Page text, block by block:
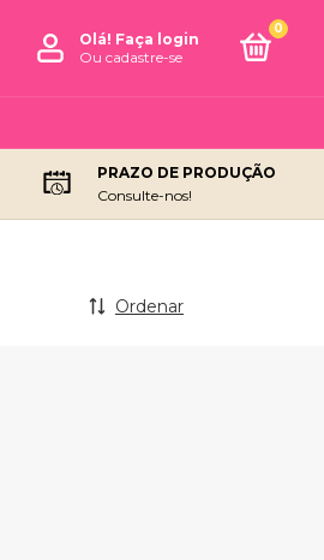
Olá! Faça login
Ou cadastre-se
0
PRAZO DE PRODUÇÃO
Consulte-nos!
Ordenar